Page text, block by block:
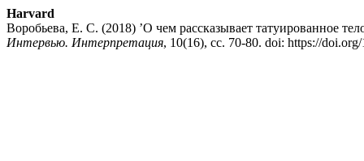
Harvard
Воробьева, Е. С. (2018) ’О чем рассказывает татуированное
Интервью. Интерпретация, 10(16), сс. 70-80. doi: https://